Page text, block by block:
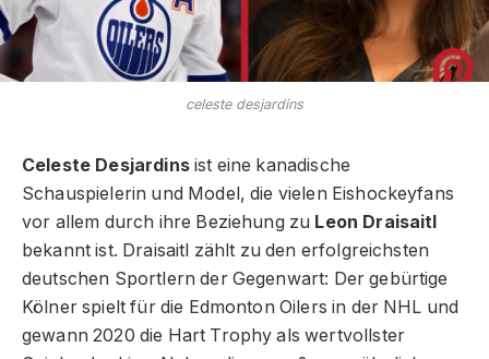
celeste desjardins
Celeste Desjardinsist eine kanadische
Schauspielerin und Model, die vielen Eishockeyfans
vor allem durch ihre Beziehung zu Leon Draisaitl
bekannt ist. Draisaitl zählt zu den erfolgreichsten
deutschen Sportlern der Gegenwart: Der gebürtige
Kölner spielt für die Edmonton Oilers in der NHL und
gewann 2020 die Hart Trophy als wertvollster